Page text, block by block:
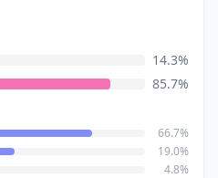
14.3%
85.7%
66.7%
19.0%
4.8%